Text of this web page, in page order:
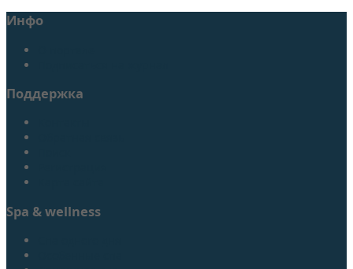
Инфо
Поддержка
Spa & wellness